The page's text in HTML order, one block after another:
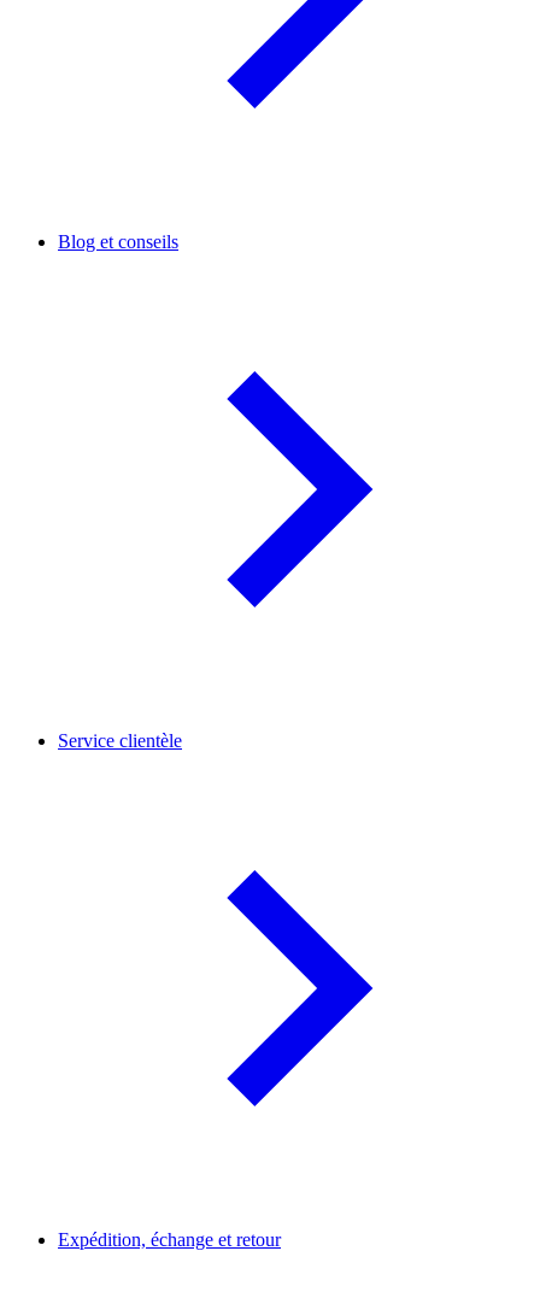
Blog et conseils
Service clientèle
Expédition, échange et retour